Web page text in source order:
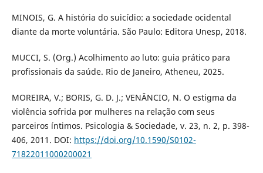
MINOIS, G. A história do suicídio: a sociedade ocidental
diante da morte voluntária. São Paulo: Editora Unesp, 2018.
MUCCI, S. (Org.) Acolhimento ao luto: guia prático para
profissionais da saúde. Rio de Janeiro, Atheneu, 2025.
MOREIRA, V.; BORIS, G. D. J.; VENÂNCIO, N. O estigma da
violência sofrida por mulheres na relação com seus
parceiros íntimos. Psicologia & Sociedade, v. 23, n. 2, p. 398-
406, 2011. DOI: https://doi.org/10.1590/S0102-
71822011000200021